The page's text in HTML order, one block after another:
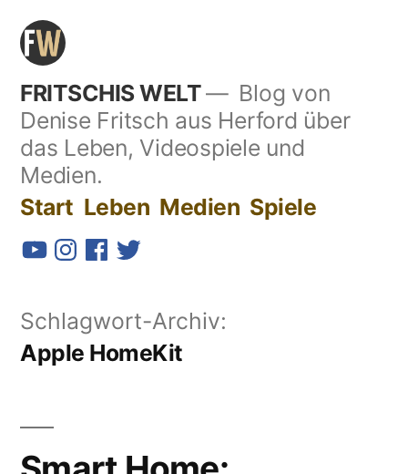
Zum
Inhalt
springen
FRITSCHIS WELT
Blog von
Denise Fritsch aus Herford über
das Leben, Videospiele und
Medien.
Start Leben Medien Spiele
YouTube
Instagram
Facebook
Twitter
Schlagwort-Archiv:
Apple HomeKit